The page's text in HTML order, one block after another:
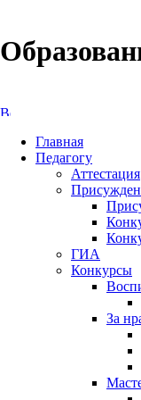
Главная
Педагогу
Аттестация
ГИА
Конкурсы
За